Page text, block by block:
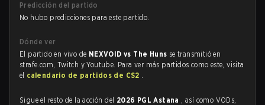
Predicción del partido
No hubo predicciones para este partido.
Dónde ver
El partido en vivo de NEXVOID vs The Huns se transmitió en
strafe.com, Twitch y Youtube. Para ver más partidos como este, visita
el calendario de partidos de CS2 .
Sigue el resto de la acción del 2026 PGL Astana , así como VODs,